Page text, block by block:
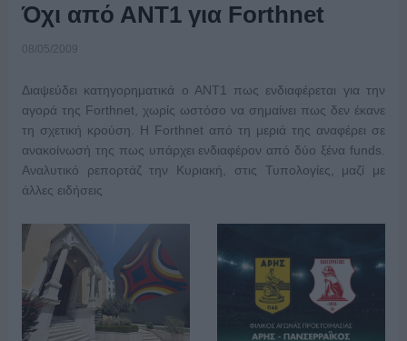
Όχι από ΑΝΤ1 για Forthnet
08/05/2009
Διαψεύδει κατηγορηματικά ο ΑΝΤ1 πως ενδιαφέρεται για την
αγορά της Forthnet, χωρίς ωστόσο να σημαίνει πως δεν έκανε
τη σχετική κρούση. Η Forthnet από τη μεριά της αναφέρει σε
ανακοίνωσή της πως υπάρχει ενδιαφέρον από δύο ξένα funds.
Αναλυτικό ρεπορτάζ την Κυριακή, στις Τυπολογίες, μαζί με
άλλες ειδήσεις